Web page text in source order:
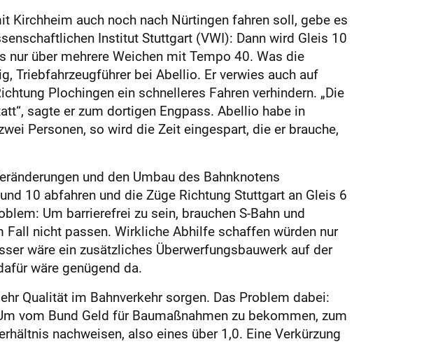
Kirchheim auch noch nach Nürtingen fahren soll, gebe es
Institut Stuttgart (VWI): Dann wird Gleis 10
über mehrere Weichen mit Tempo 40. Was die
Triebfahrzeugführer bei Abellio. Er verwies auch auf
Plochingen ein schnelleres Fahren verhindern. „Die
sagte er zum dortigen Engpass. Abellio habe in
Personen, so wird die Zeit einge­spart, die er brauche,
und den Umbau des Bahnknotens
10 abfahren und die Züge Richtung Stuttgart an Gleis 6
Um barrierefrei zu sein, brauchen S-Bahn und
Fall nicht passen. Wirkliche Abhilfe schaffen würden nur
wäre ein zusätzliches Überwerfungsbauwerk auf der
wäre genügend da.
Qualität im Bahnverkehr sorgen. Das Problem dabei:
vom Bund Geld für Baumaßnahmen zu bekommen, zum
nachweisen, also eines über 1,0. Eine Verkürzung